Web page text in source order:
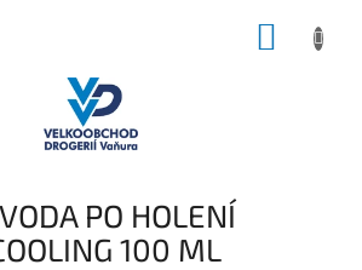
PO HOLENÍ
100 ML